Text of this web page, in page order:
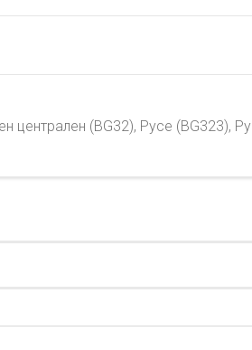
централен (BG32), Русе (BG323),